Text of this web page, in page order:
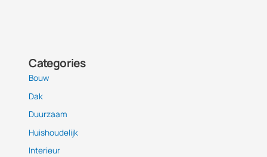
Categories
Bouw
Dak
Duurzaam
Huishoudelijk
Interieur